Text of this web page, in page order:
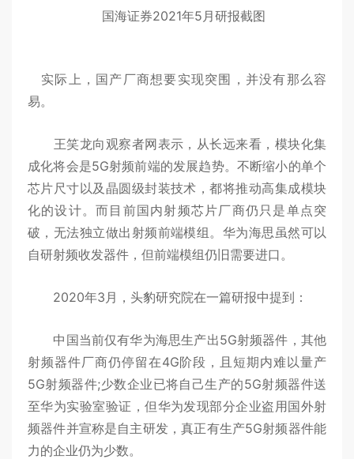
国海证券2021年5月研报截图
实际上，国产厂商想要实现突围，并没有那么容
易。
王笑龙向观察者网表示，从长远来看，模块化集
成化将会是5G射频前端的发展趋势。不断缩小的单个
芯片尺寸以及晶圆级封装技术，都将推动高集成模块
化的设计。而目前国内射频芯片厂商仍只是单点突
破，无法独立做出射频前端模组。华为海思虽然可以
自研射频收发器件，但前端模组仍旧需要进口。
2020年3月，头豹研究院在一篇研报中提到：
中国当前仅有华为海思生产出5G射频器件，其他
射频器件厂商仍停留在4G阶段，且短期内难以量产
5G射频器件;少数企业已将自己生产的5G射频器件送
至华为实验室验证，但华为发现部分企业盗用国外射
频器件并宣称是自主研发，真正有生产5G射频器件能
力的企业仍为少数。